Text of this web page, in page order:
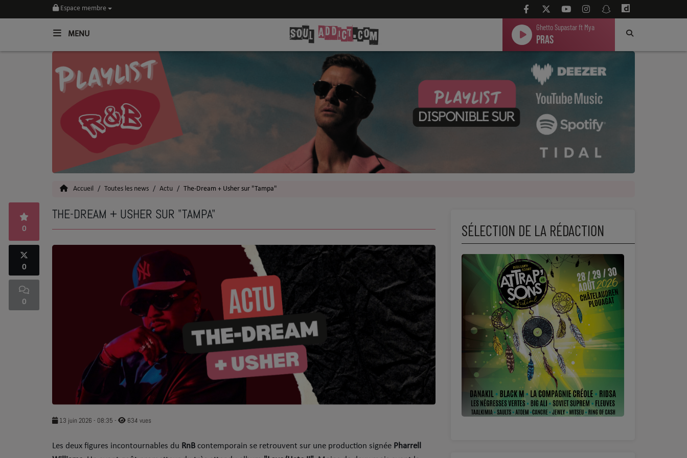
Espace membre
MENU
Ghetto Supastar ft Mya
Pras
Toutes les News
SOUL CULTURE
Talents
Top 5
SOUL ADDICT PLAY
Flash News
5 bonnes raisons
URBAN CULTURE
Accueil Toutes les news Actu The-Dream + Usher sur "Tampa"
THE-DREAM + USHER SUR "TAMPA"
0
0
0
13 juin 2026 - 08:35 - 634 vues
​Les deux figures incontournables du RnB contemporain se retrouvent sur une production signée Pharrell
SÉLECTION DE LA RÉDACTION